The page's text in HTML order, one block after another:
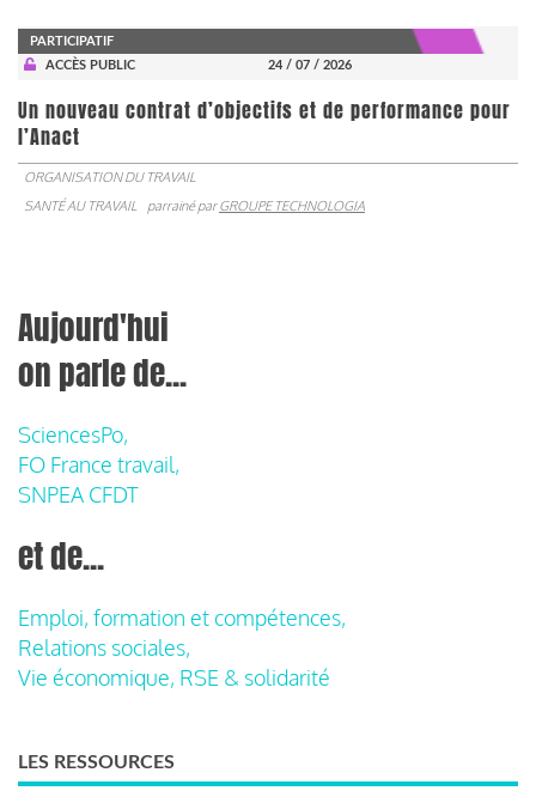
PARTICIPATIF
ACCÈS PUBLIC
24 / 07 / 2026
Un nouveau contrat d’objectifs et de performance pour
l’Anact
ORGANISATION DU TRAVAIL
SANTÉ AU TRAVAIL
parrainé parGROUPE TECHNOLOGIA
Aujourd'hui
on parle de...
SciencesPo,
FO France travail,
SNPEA CFDT
et de...
Emploi, formation et compétences,
Relations sociales,
Vie économique, RSE & solidarité
LES RESSOURCES